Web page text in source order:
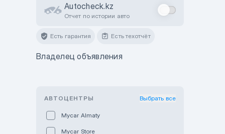
Autocheck.kz
Отчет по истории авто
Есть гарантия Есть техотчёт
Владелец объявления
АВТОЦЕНТРЫ Выбрать все
Mycar Almaty
Mycar Store